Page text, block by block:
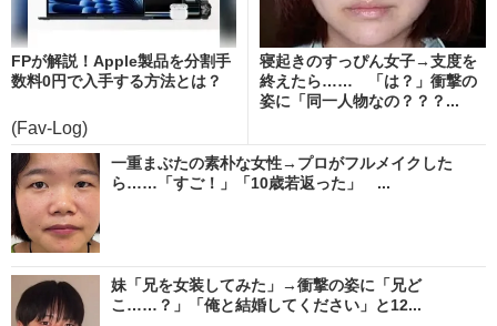
FPが解説！Apple製品を分割手
数料0円で入手する方法とは？
(Fav-Log)
寝起きのすっぴん女子→支度を
終えたら…… 「は？」衝撃の
姿に「同一人物なの？？？...
一重まぶたの素朴な女性→プロがフルメイクした
ら……「すご！」「10歳若返った」 ...
妹「兄を女装してみた」→衝撃の姿に「兄ど
こ……？」「俺と結婚してください」と12...